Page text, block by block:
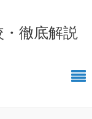
徹底解説